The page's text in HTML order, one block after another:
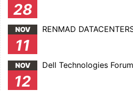
28
NOV
11
RENMAD
NOV
12
Dell Technologies